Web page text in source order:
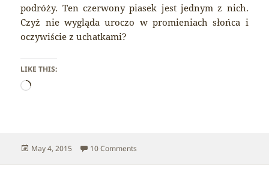
podróży. Ten czerwony piasek jest jednym z nich.
Czyż nie wygląda uroczo w promieniach słońca i
oczywiście z uchatkami?
LIKE THIS:
Loading…
Posted
May 4, 2015 10 Comments